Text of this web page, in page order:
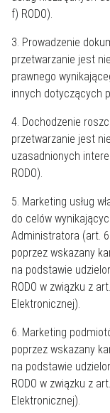
f) RODO).
3. Prowadzenie
przetwarzanie jest
prawnego
innych dotyczących
4. Dochodzenie
przetwarzanie jest
uzasadnionych
RODO).
5. Marketing usług
do celów
Administratora (art. 6
poprzez wskazany
na podstawie
RODO w związku z
Elektronicznej).
6. Marketing
poprzez wskazany
na podstawie
RODO w związku z
Elektronicznej).